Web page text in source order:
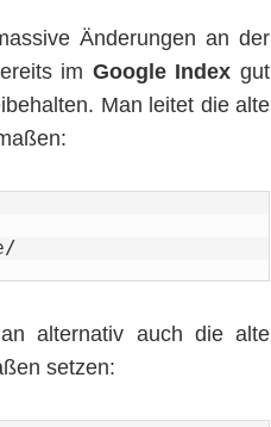
Änderungen an der
im Google Index gut
Man leitet die alte
alternativ auch die alte
setzen: